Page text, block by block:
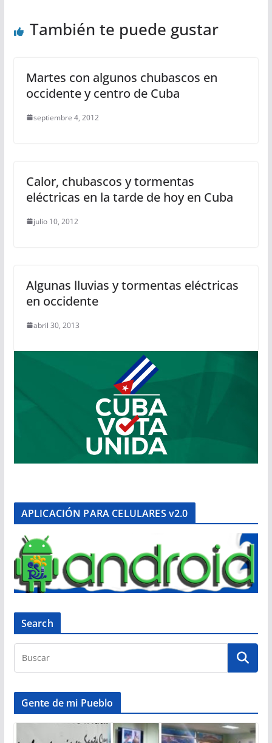
También te puede gustar
Martes con algunos chubascos en
occidente y centro de Cuba
septiembre 4, 2012
Calor, chubascos y tormentas
eléctricas en la tarde de hoy en Cuba
julio 10, 2012
Algunas lluvias y tormentas eléctricas
en occidente
abril 30, 2013
APLICACIÓN PARA CELULARES v2.0
Search
Gente de mi Pueblo